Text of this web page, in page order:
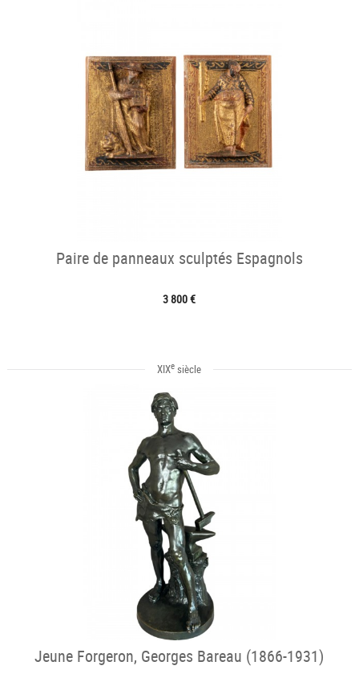
Paire de panneaux sculptés Espagnols
3 800 €
XIXe siècle
Jeune Forgeron, Georges Bareau (1866-1931)